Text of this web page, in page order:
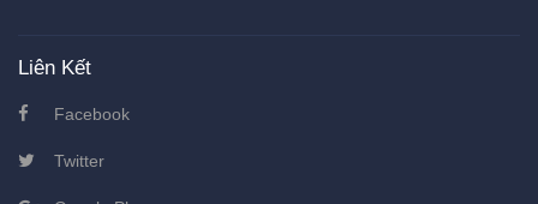
Liên Kết
Facebook
Twitter